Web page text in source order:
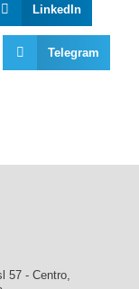
LinkedIn
Telegram
57 - Centro,